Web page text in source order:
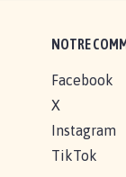
NOTRE
Facebook
X
Instagram
TikTok